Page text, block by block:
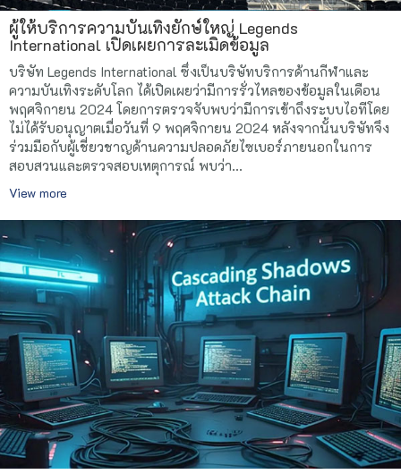
ผู้ให้บริการความบันเทิงยักษ์ใหญ่ Legends
International เปิดเผยการละเมิดข้อมูล
บริษัท Legends International ซึ่งเป็นบริษัทบริการด้านกีฬาและ
ความบันเทิงระดับโลก ได้เปิดเผยว่ามีการรั่วไหลของข้อมูลในเดือน
พฤศจิกายน 2024 โดยการตรวจจับพบว่ามีการเข้าถึงระบบไอทีโดย
ไม่ได้รับอนุญาตเมื่อวันที่ 9 พฤศจิกายน 2024 หลังจากนั้นบริษัทจึง
ร่วมมือกับผู้เชี่ยวชาญด้านความปลอดภัยไซเบอร์ภายนอกในการ
สอบสวนและตรวจสอบเหตุการณ์ พบว่า...
View more